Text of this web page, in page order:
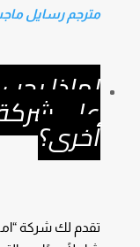
مترجم رسايل
لماذا يجب
على
أخرى؟
تقدم لك شركة